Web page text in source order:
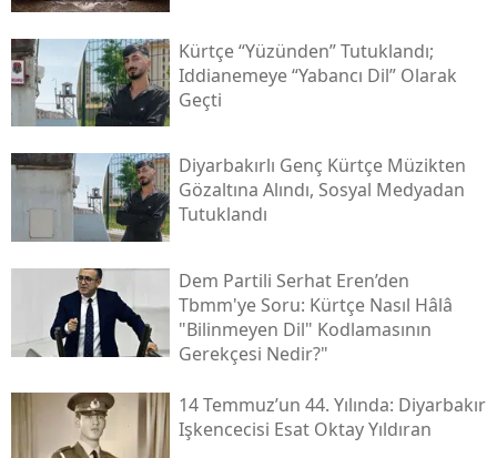
Kürtçe “yüzünden” Tutuklandı;
Iddianemeye “yabancı Dil” Olarak
Geçti
Diyarbakırlı Genç Kürtçe Müzikten
Gözaltına Alındı, Sosyal Medyadan
Tutuklandı
Dem Partili Serhat Eren’den
Tbmm'ye Soru: Kürtçe Nasıl Hâlâ
"bilinmeyen Dil" Kodlamasının
Gerekçesi Nedir?"
14 Temmuz’un 44. Yılında: Diyarbakır
Işkencecisi Esat Oktay Yıldıran